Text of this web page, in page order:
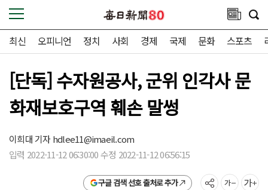
최신 오피니언 정치 사회 경제 국제 문화 스포츠
[단독] 수자원공사, 군위 인각사 문
화재보호구역 훼손 말썽
이희대 기자hdlee11@imaeil.com
입력 2022-11-12 06:30:00 수정 2022-11-12 06:56:15
구글 검색 선호 출처로 추가